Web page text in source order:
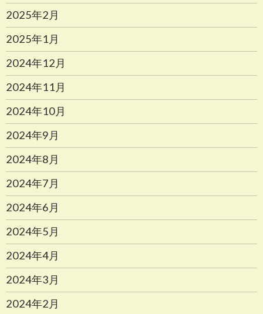
2025年2月
2025年1月
2024年12月
2024年11月
2024年10月
2024年9月
2024年8月
2024年7月
2024年6月
2024年5月
2024年4月
2024年3月
2024年2月